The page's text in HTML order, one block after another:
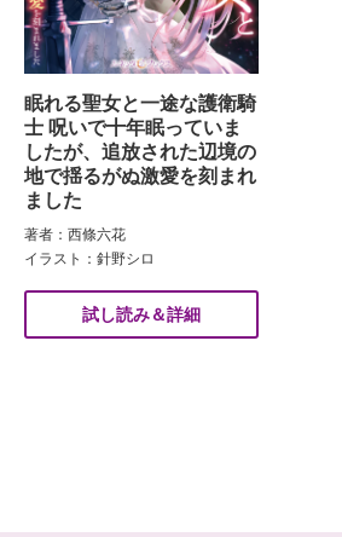
眠れる聖女と一途な護衛騎
士 呪いで十年眠っていま
したが、追放された辺境の
地で揺るがぬ激愛を刻まれ
ました
著者：西條六花
イラスト：針野シロ
試し読み＆詳細